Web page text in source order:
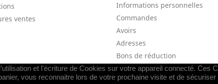
ventes
Informations personnelles
Commandes
Avoirs
Adresses
Bons de réduction
Mes alertes
et l'écriture de Cookies sur votre appareil connecté.
vous reconnaitre lors de votre prochaine visite et de